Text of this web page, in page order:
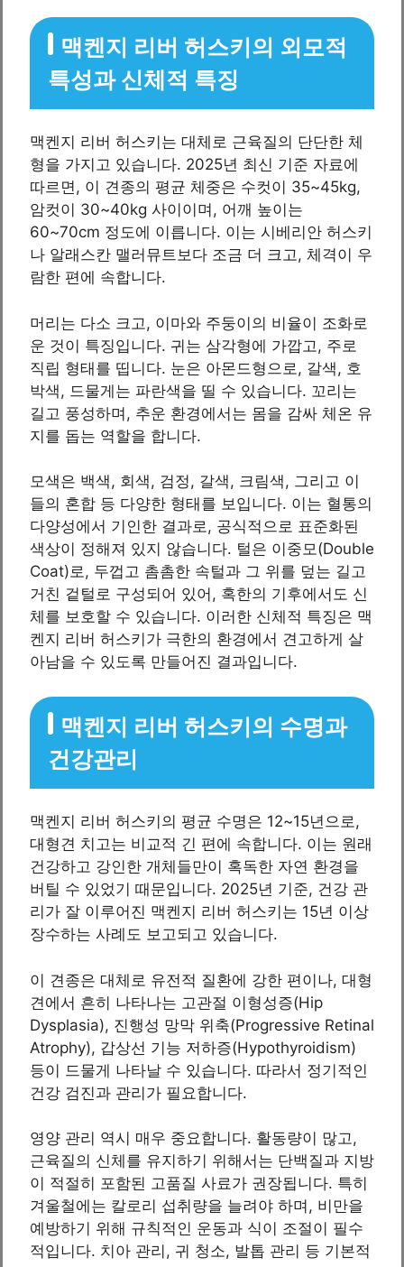
맥켄지 리버 허스키의 외모적
특성과 신체적 특징
맥켄지 리버 허스키는 대체로 근육질의 단단한 체
형을 가지고 있습니다. 2025년 최신 기준 자료에
따르면, 이 견종의 평균 체중은 수컷이 35~45kg,
암컷이 30~40kg 사이이며, 어깨 높이는
60~70cm 정도에 이릅니다. 이는 시베리안 허스키
나 알래스칸 맬러뮤트보다 조금 더 크고, 체격이 우
람한 편에 속합니다.
머리는 다소 크고, 이마와 주둥이의 비율이 조화로
운 것이 특징입니다. 귀는 삼각형에 가깝고, 주로
직립 형태를 띱니다. 눈은 아몬드형으로, 갈색, 호
박색, 드물게는 파란색을 띨 수 있습니다. 꼬리는
길고 풍성하며, 추운 환경에서는 몸을 감싸 체온 유
지를 돕는 역할을 합니다.
모색은 백색, 회색, 검정, 갈색, 크림색, 그리고 이
들의 혼합 등 다양한 형태를 보입니다. 이는 혈통의
다양성에서 기인한 결과로, 공식적으로 표준화된
색상이 정해져 있지 않습니다. 털은 이중모(Double
Coat)로, 두껍고 촘촘한 속털과 그 위를 덮는 길고
거친 겉털로 구성되어 있어, 혹한의 기후에서도 신
체를 보호할 수 있습니다. 이러한 신체적 특징은 맥
켄지 리버 허스키가 극한의 환경에서 견고하게 살
아남을 수 있도록 만들어진 결과입니다.
맥켄지 리버 허스키의 수명과
건강관리
맥켄지 리버 허스키의 평균 수명은 12~15년으로,
대형견 치고는 비교적 긴 편에 속합니다. 이는 원래
건강하고 강인한 개체들만이 혹독한 자연 환경을
버틸 수 있었기 때문입니다. 2025년 기준, 건강 관
리가 잘 이루어진 맥켄지 리버 허스키는 15년 이상
장수하는 사례도 보고되고 있습니다.
이 견종은 대체로 유전적 질환에 강한 편이나, 대형
견에서 흔히 나타나는 고관절 이형성증(Hip
Dysplasia), 진행성 망막 위축(Progressive Retinal
Atrophy), 갑상선 기능 저하증(Hypothyroidism)
등이 드물게 나타날 수 있습니다. 따라서 정기적인
건강 검진과 관리가 필요합니다.
영양 관리 역시 매우 중요합니다. 활동량이 많고,
근육질의 신체를 유지하기 위해서는 단백질과 지방
이 적절히 포함된 고품질 사료가 권장됩니다. 특히
겨울철에는 칼로리 섭취량을 늘려야 하며, 비만을
예방하기 위해 규칙적인 운동과 식이 조절이 필수
적입니다. 치아 관리, 귀 청소, 발톱 관리 등 기본적